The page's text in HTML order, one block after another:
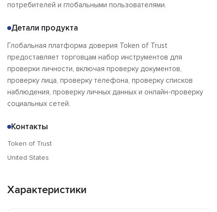
потребителей и глобальными пользователями.
Детали продукта
Глобальная платформа доверия Token of Trust
предоставляет торговцам набор инструментов для
проверки личности, включая проверку документов,
проверку лица, проверку телефона, проверку списков
наблюдения, проверку личных данных и онлайн-проверку
социальных сетей.
Контакты
Token of Trust
United States
Характеристики